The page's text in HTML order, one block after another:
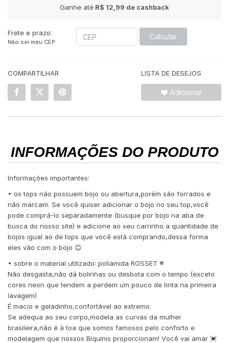
Ganhe até R$ 12,99 de cashback
Frete e prazo:
Não sei meu CEP
Calcular
COMPARTILHAR LISTA DE DESEJOS
Adicionar
INFORMAÇÕES DO PRODUTO
Informações importantes:
• os tops não possuem bojo ou abertura,porém são forrados e
não marcam. Se você quiser adicionar o bojo no seu top,você
pode comprá-lo separadamente (busque por bojo na aba de
busca do nosso site) e adicione ao seu carrinho a quantidade de
bojos igual ao de tops que você está comprando,dessa forma
eles vão com o bojo 😊
• sobre o material utilizado: poliamida ROSSET ®️
Não desgasta,não dá bolinhas ou desbota com o tempo (exceto
cores neon que tendem a perdem um pouco de tinta na primeira
lavagem)
É macio e geladinho,confortável ao extremo.
Se adequa ao seu corpo,modela as curvas da mulher
brasileira,não é à toa que somos famosos pelo conforto e
modelagem que nossos Biquinis proporcionam! Você vai amar 💓